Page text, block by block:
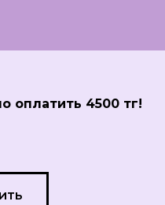
оплатить 4500 тг!